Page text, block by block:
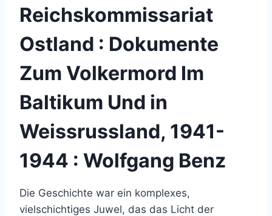
Reichskommissariat
Ostland : Dokumente
Zum Volkermord Im
Baltikum Und in
Weissrussland, 1941-
1944 : Wolfgang Benz
Die Geschichte war ein komplexes,
vielschichtiges Juwel, das das Licht der